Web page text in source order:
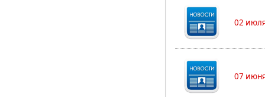
02
07